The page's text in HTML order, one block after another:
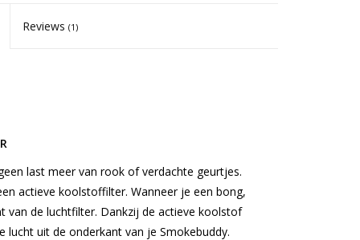
Reviews(1)
last meer van rook of verdachte geurtjes.
actieve koolstoffilter. Wanneer je een bong,
de luchtfilter. Dankzij de actieve koolstof
uit de onderkant van je Smokebuddy.